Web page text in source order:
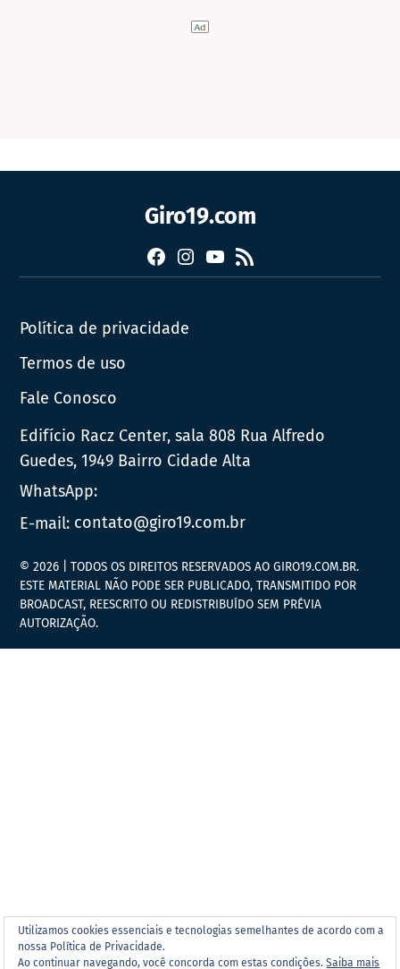
Giro19.com
FacebookInstagram
YouTube
RSS
Política de privacidade
Termos de uso
Fale Conosco
Edifício Racz Center, sala 808 Rua Alfredo
Guedes, 1949 Bairro Cidade Alta
WhatsApp:
E-mail: contato@giro19.com.br
Utilizamos cookies essenciais e tecnologias semelhantes de acordo com a
nossa Política de Privacidade.
Ao continuar navegando, você concorda com estas condições.Saiba mais
© 2026 | TODOS OS DIREITOS RESERVADOS AO GIRO19.COM.BR.
ESTE MATERIAL NÃO PODE SER PUBLICADO, TRANSMITIDO POR
BROADCAST, REESCRITO OU REDISTRIBUÍDO SEM PRÉVIA
AUTORIZAÇÃO.